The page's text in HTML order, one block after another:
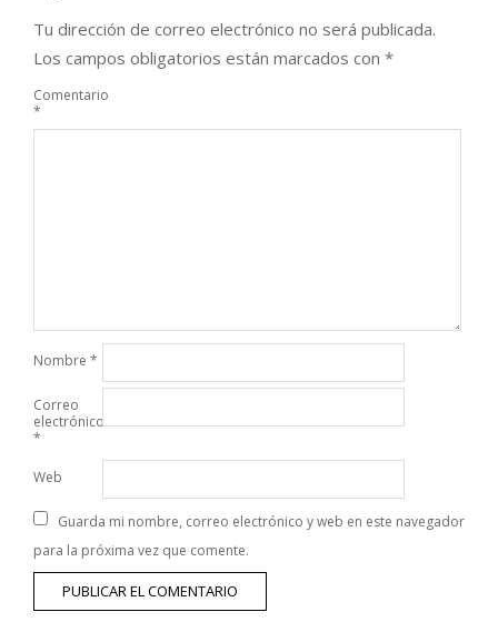
Tu dirección de correo electrónico no será publicada.
Los campos obligatorios están marcados con *
Comentario
*
Nombre *
Correo
electrónico
*
Web
Guarda mi nombre, correo electrónico y web en este navegador
para la próxima vez que comente.